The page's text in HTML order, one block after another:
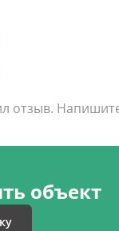
отзыв.
объект